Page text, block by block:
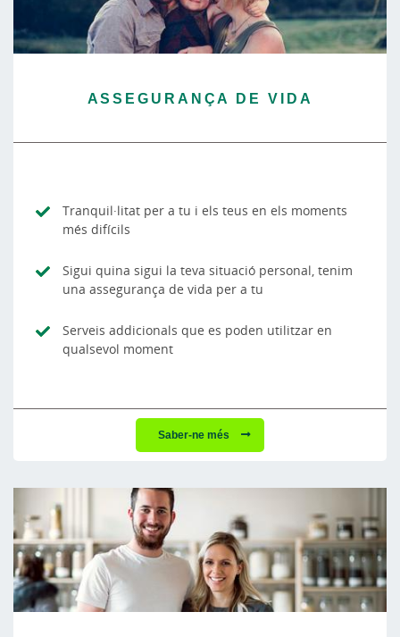
ASSEGURANÇA DE VIDA
Tranquil·litat per a tu i els teus en els moments
més difícils
Sigui quina sigui la teva situació personal, tenim
una assegurança de vida per a tu
Serveis addicionals que es poden utilitzar en
qualsevol moment
Saber-ne més